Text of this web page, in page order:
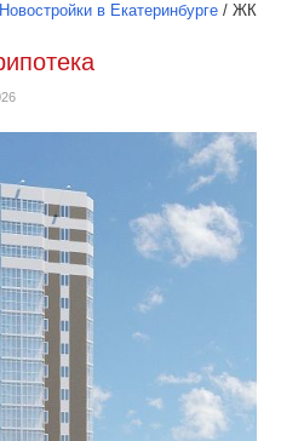
Новостройки в Екатеринбурге / ЖК